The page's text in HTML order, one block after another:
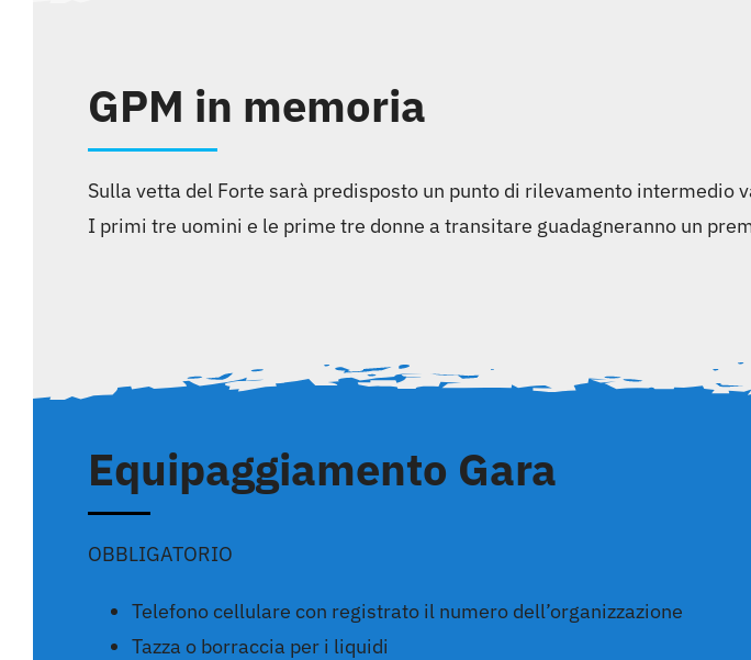
GPM in memoria
Sulla vetta del Forte sarà predisposto un punto di rilevamento intermedio
I primi tre uomini e le prime tre donne a transitare guadagneranno un
Equipaggiamento Gara
OBBLIGATORIO
Telefono cellulare con registrato il numero dell’organizzazione
Tazza o borraccia per i liquidi